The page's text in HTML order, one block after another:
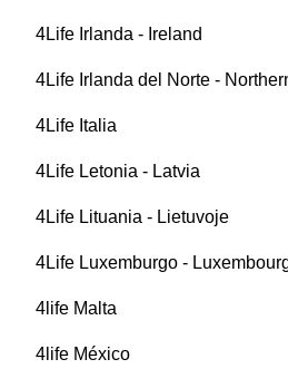
4Life Irlanda - Ireland
4Life Irlanda del Norte -
4Life Italia
4Life Letonia - Latvia
4Life Lituania - Lietuvoje
4Life Luxemburgo -
4life Malta
4life México